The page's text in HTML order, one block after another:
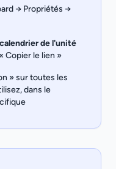
→ Propriétés →
de l'unité
Copier le lien »
» sur toutes les
dans le